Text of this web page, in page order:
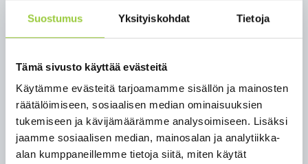
Suostumus Yksityiskohdat Tietoja
Tämä sivusto käyttää evästeitä
Käytämme evästeitä tarjoamamme sisällön ja mainosten
räätälöimiseen, sosiaalisen median ominaisuuksien
tukemiseen ja kävijämäärämme analysoimiseen. Lisäksi
jaamme sosiaalisen median, mainosalan ja analytiikka-
alan kumppaneillemme tietoja siitä, miten käytät
innokkuutta yhteisopettajuuteen.
kelpoisuusvaatimuksista nro 986/1998 mukaisesti.
Muodollisesti kelpoisten hakijoiden puuttuessa
huomioidaan myös muut tehtävään soveltuvan
koulutuksen omaavat. Palkkaus ja muut
palvelussuhteen ehdot määräytyvät OVTES:n
mukaan. Koeaika on kuusi (6) kuukautta.